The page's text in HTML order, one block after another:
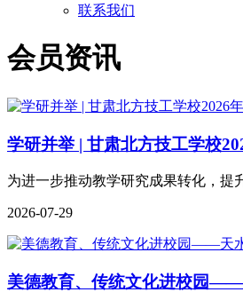
联系我们
会员资讯
学研并举 | 甘肃北方技工学校
为进一步推动教学研究成果转化，提
2026-07-29
美德教育、传统文化进校园——